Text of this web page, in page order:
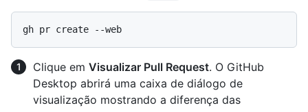
Clique em Visualizar Pull Request. O GitHub
Desktop abrirá uma caixa de diálogo de
visualização mostrando a diferença das